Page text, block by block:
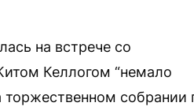
на встрече со
Келлогом “немало
торжественном собрании